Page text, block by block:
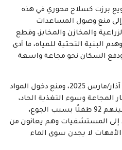
برزت كسلاح محوري في هذه
إلى منع وصول المساعدات
والمخازن والمخابز، وقطع
وهدم البنية التحتية للمياه، ما أدى
ودفع السكان نحو مجاعة واسعة
وبيّن أن تشديد الحصار منذ آذار/مارس 2025، ومنع دخول المواد
المجاعة وسوء التغذية الحاد،
حيث توفي 162 فلسطينيًا بينهم 92 طفلًا بسبب الجوع،
20 ألف طفل إلى المستشفيات وهم يعانون من
لا يجدن سوى الماء